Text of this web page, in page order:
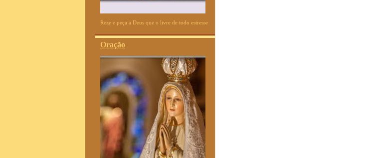
Reze e peça a Deus que o livre de todo estresse
Oração